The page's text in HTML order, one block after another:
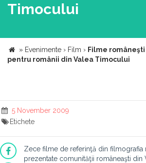
Timocului
» Evenimente › Film › Filme
pentru românii din Valea Timocului
5 November 2009
Etichete
Zece filme de referinţă din filmografia
prezentate comunităţii româneaşti din